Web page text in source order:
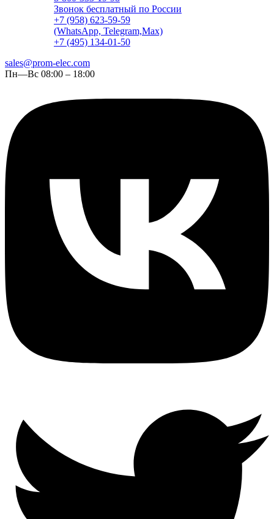
Звонок бесплатный по России
+7 (958) 623-59-59
(WhatsApp, Telegram,Max)
+7 (495) 134-01-50
sales@prom-elec.com
Пн—Вс 08:00 – 18:00